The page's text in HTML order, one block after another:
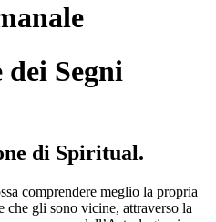
Segni
di Spiritual.
comprendere meglio la propria
che gli sono vicine, attraverso la